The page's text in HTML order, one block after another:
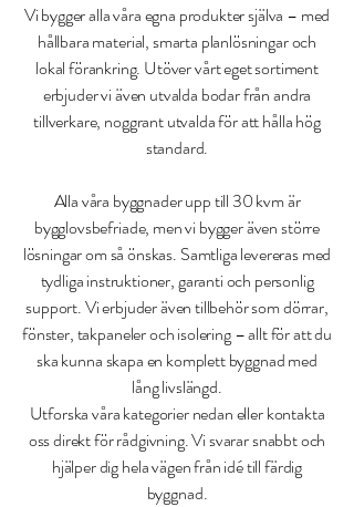
Vi bygger alla våra egna produkter själva – med
hållbara material, smarta planlösningar och
lokal förankring. Utöver vårt eget sortiment
erbjuder vi även utvalda bodar från andra
tillverkare, noggrant utvalda för att hålla hög
standard.
Alla våra byggnader upp till 30 kvm är
bygglovsbefriade, men vi bygger även större
lösningar om så önskas. Samtliga levereras med
tydliga instruktioner, garanti och personlig
support. Vi erbjuder även tillbehör som dörrar,
fönster, takpaneler och isolering – allt för att du
ska kunna skapa en komplett byggnad med
lång livslängd.
Utforska våra kategorier nedan eller kontakta
oss direkt för rådgivning. Vi svarar snabbt och
hjälper dig hela vägen från idé till färdig
byggnad.